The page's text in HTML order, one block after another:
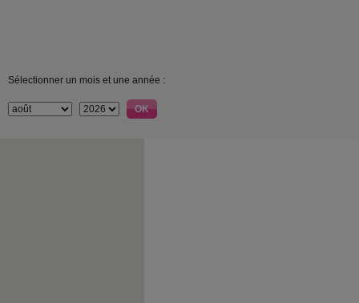
Sélectionner un mois et une année :